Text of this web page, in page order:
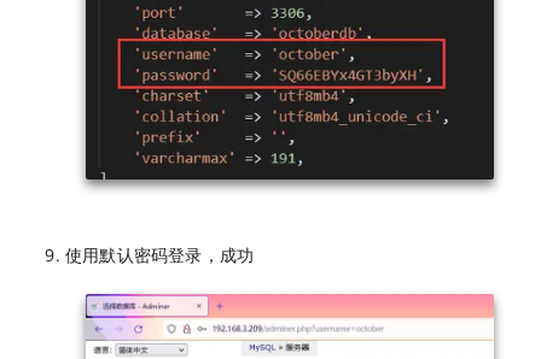
使用默认密码登录，成功